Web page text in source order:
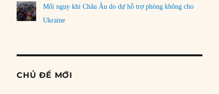
Mối nguy khi Châu Âu do dự hỗ trợ phòng không cho
Ukraine
CHỦ ĐỀ MỚI